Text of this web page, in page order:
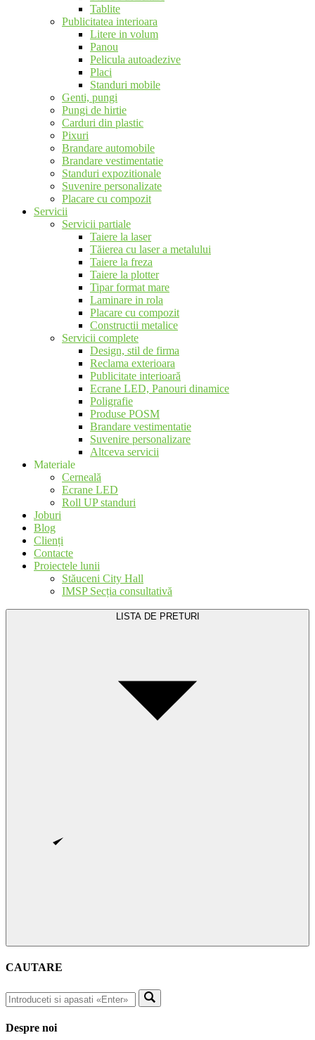
Tablite
Publicitatea interioara
Litere in volum
Panou
Pelicula autoadezive
Placi
Standuri mobile
Genti, pungi
Pungi de hirtie
Carduri din plastic
Pixuri
Brandare automobile
Brandare vestimentatie
Standuri expozitionale
Suvenire personalizate
Placare cu compozit
Servicii
Servicii partiale
Taiere la laser
Tăierea cu laser a metalului
Taiere la freza
Taiere la plotter
Tipar format mare
Laminare in rola
Placare cu compozit
Constructii metalice
Servicii complete
Design, stil de firma
Reclama exterioara
Publicitate interioară
Ecrane LED, Panouri dinamice
Poligrafie
Produse POSM
Brandare vestimentatie
Suvenire personalizare
Altceva servicii
Materiale
Cerneală
Ecrane LED
Roll UP standuri
Joburi
Blog
Clienți
Contacte
Proiectele lunii
Stăuceni City Hall
IMSP Secția consultativă
LISTA DE PRETURI
CAUTARE
Despre noi